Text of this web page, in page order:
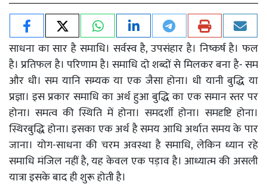
साधना का सार है समाधि। सर्वस्व है, उपसंहार है। निष्कर्ष है। फल
है। प्रतिफल है। परिणाम है। समाधि दो शब्दों से मिलकर बना है- सम
और धी। सम यानि सम्यक या एक जैसा होना। धी यानी बुद्धि या
प्रज्ञा। इस प्रकार समाधि का अर्थ हुआ बुद्धि का एक समान स्तर पर
होना। समत्व की स्थिति में होना। समदर्शी होना। समदृष्टि होना।
स्थिरबुद्धि होना। इसका एक अर्थ है समय आधि अर्थात समय के पार
जाना। योग-साधना की चरम अवस्था है समाधि, लेकिन ध्यान रहे
समाधि मंजिल नहीं है, यह केवल एक पड़ाव है। आध्यात्म की असली
यात्रा इसके बाद ही शुरू होती है।